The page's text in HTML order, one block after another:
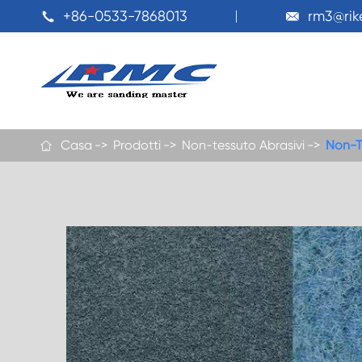
 +86-0533-7868013 
 Casa Prodotti Non-tessuto Abrasivi Non-